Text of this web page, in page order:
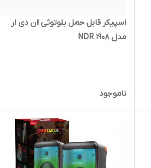
اسپیکر قابل حمل بلوتوثی ان دی ار
مدل NDR 1908
ناموجود